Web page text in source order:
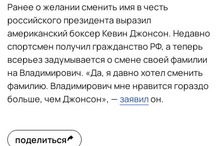
Ранее о желании сменить имя в честь
российского президента выразил
американский боксер Кевин Джонсон. Недавно
спортсмен получил гражданство РФ, а теперь
всерьез задумывается о смене своей фамилии
на Владимирович. «Да, я давно хотел сменить
фамилию. Владимирович мне нравится гораздо
больше, чем Джонсон», — заявилон.
поделиться